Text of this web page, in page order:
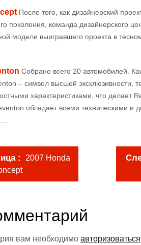
После того, как дизайнерский
поколения, команда дизайнерского
модели выигравшего проекта в
Собрано всего 20 автомобилей.
– символ высшей эксклюзивности,
характеристиками, что делает
обладает всеми техническими и
2007 Honda
вам необходимо авторизоваться